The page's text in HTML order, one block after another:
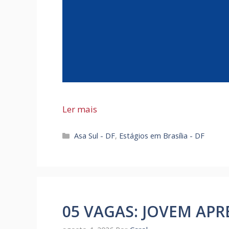
Ler mais
Categorias
Asa Sul - DF, Estágios em Brasília - DF
05 VAGAS: JOVEM